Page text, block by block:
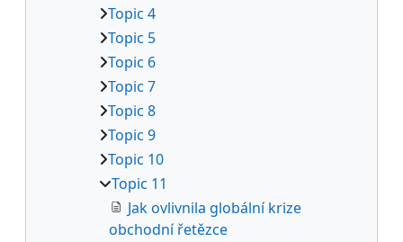
Topic 4
Topic 5
Topic 6
Topic 7
Topic 8
Topic 9
Topic 10
Topic 11
Jak ovlivnila globální krize
obchodní řetězce